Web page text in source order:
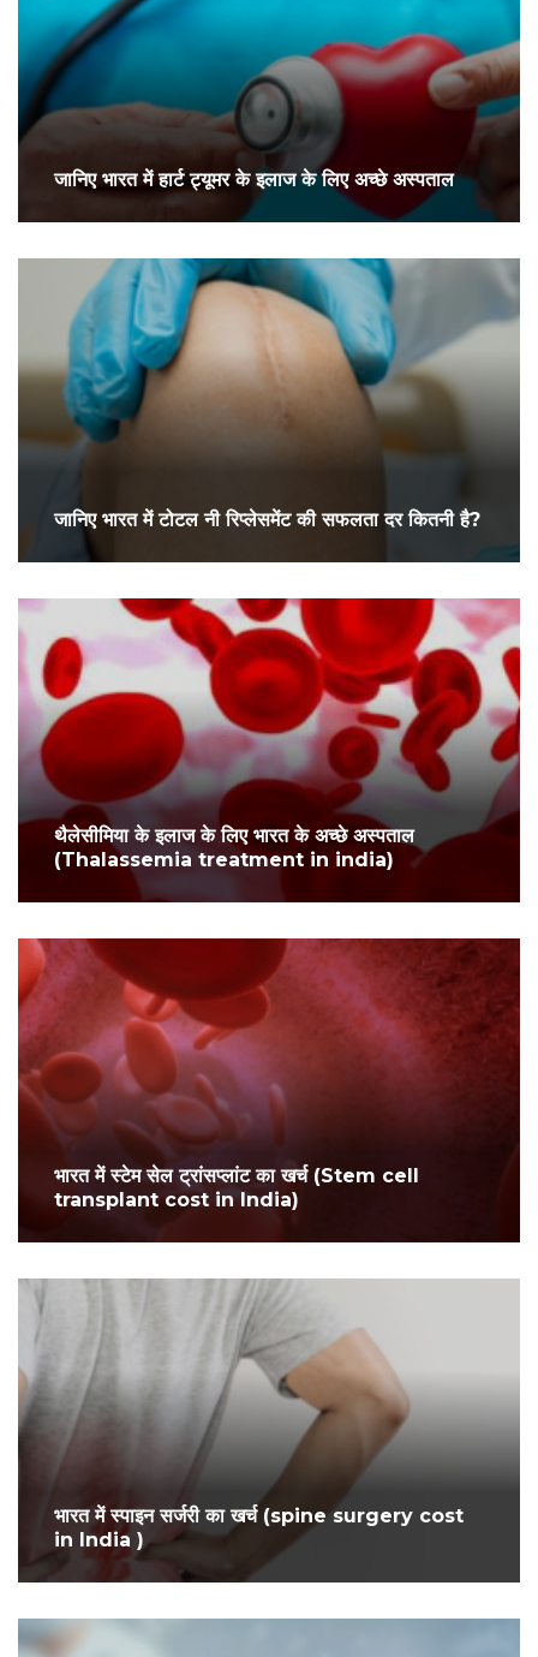
जानिए भारत में हार्ट ट्यूमर के इलाज के लिए अच्छे अस्पताल
जानिए भारत में टोटल नी रिप्लेसमेंट की सफलता दर कितनी है?
थैलेसीमिया के इलाज के लिए भारत के अच्छे अस्पताल
(Thalassemia treatment in india)
भारत में स्टेम सेल ट्रांसप्लांट का खर्च (Stem cell
transplant cost in India)
भारत में स्पाइन सर्जरी का खर्च (spine surgery cost
in India )